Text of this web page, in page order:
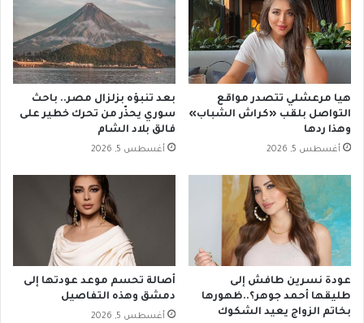
هيا مرعشلي تتصدر مواقع
التواصل بلقب «كراش الشباب»
وهذا ردها
أغسطس 5, 2026
بعد تنبؤه بزلزال مصر.. باحث
سوري يحذّر من تحرك خطير على
فالق بلاد الشام
أغسطس 5, 2026
عودة نسرين طافش إلى
طليقها أحمد جوهر؟..ظهورها
بخاتم الزواج يعيد الشكوك
أصالة تحسم موعد عودتها إلى
دمشق وهذه التفاصيل
أغسطس 5, 2026